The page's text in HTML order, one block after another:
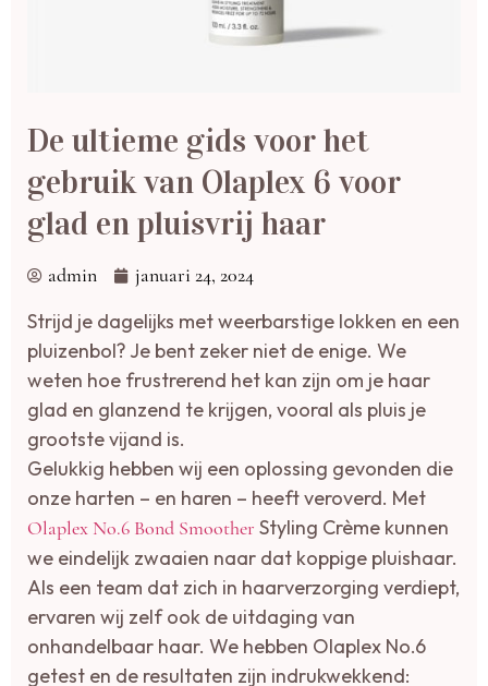
De ultieme gids voor het
gebruik van Olaplex 6 voor
glad en pluisvrij haar
admin januari 24, 2024
Strijd je dagelijks met weerbarstige lokken en een
pluizenbol? Je bent zeker niet de enige. We
weten hoe frustrerend het kan zijn om je haar
glad en glanzend te krijgen, vooral als pluis je
grootste vijand is.
Gelukkig hebben wij een oplossing gevonden die
onze harten – en haren – heeft veroverd. Met
Olaplex No.6 Bond Smoother Styling Crème kunnen
we eindelijk zwaaien naar dat koppige pluishaar.
Als een team dat zich in haarverzorging verdiept,
ervaren wij zelf ook de uitdaging van
onhandelbaar haar. We hebben Olaplex No.6
getest en de resultaten zijn indrukwekkend: